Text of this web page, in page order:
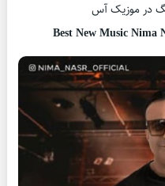
در موزیک آس
Best New Music Nima